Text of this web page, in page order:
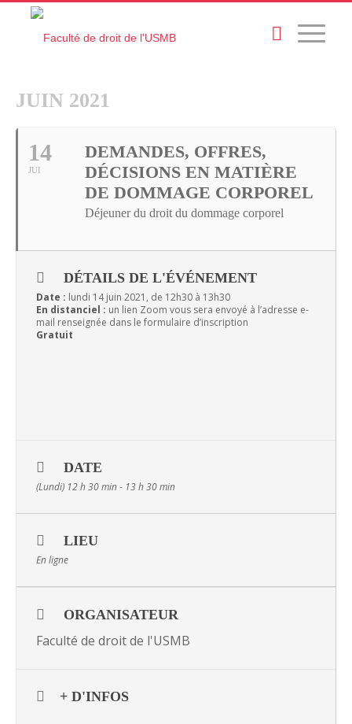
JUIN 2021
14
JUI
DEMANDES, OFFRES,
DÉCISIONS EN MATIÈRE
DE DOMMAGE CORPOREL
Déjeuner du droit du dommage corporel
DÉTAILS DE L'ÉVÉNEMENT
Date : lundi 14 juin 2021, de 12h30 à 13h30
En distanciel : un lien Zoom vous sera envoyé à l’adresse e-
mail renseignée dans le formulaire d’inscription
Gratuit
DATE
(Lundi) 12 h 30 min - 13 h 30 min
LIEU
En ligne
ORGANISATEUR
Faculté de droit de l'USMB
+ D'INFOS